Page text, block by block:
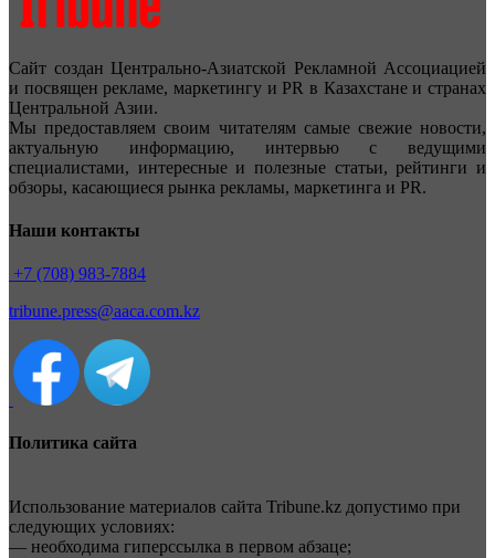
Сайт создан Центрально-Азиатской Рекламной Ассоциацией
и посвящен рекламе, маркетингу и PR в Казахстане и странах
Центральной Азии.
Мы предоставляем своим читателям самые свежие новости,
актуальную информацию, интервью с ведущими
специалистами, интересные и полезные статьи, рейтинги и
обзоры, касающиеся рынка рекламы, маркетинга и PR.
Наши контакты
+7 (708) 983-7884
tribune.press@aaca.com.kz
Политика сайта
Использование материалов сайта Tribune.kz допустимо при
следующих условиях:
— необходима гиперссылка в первом абзаце;